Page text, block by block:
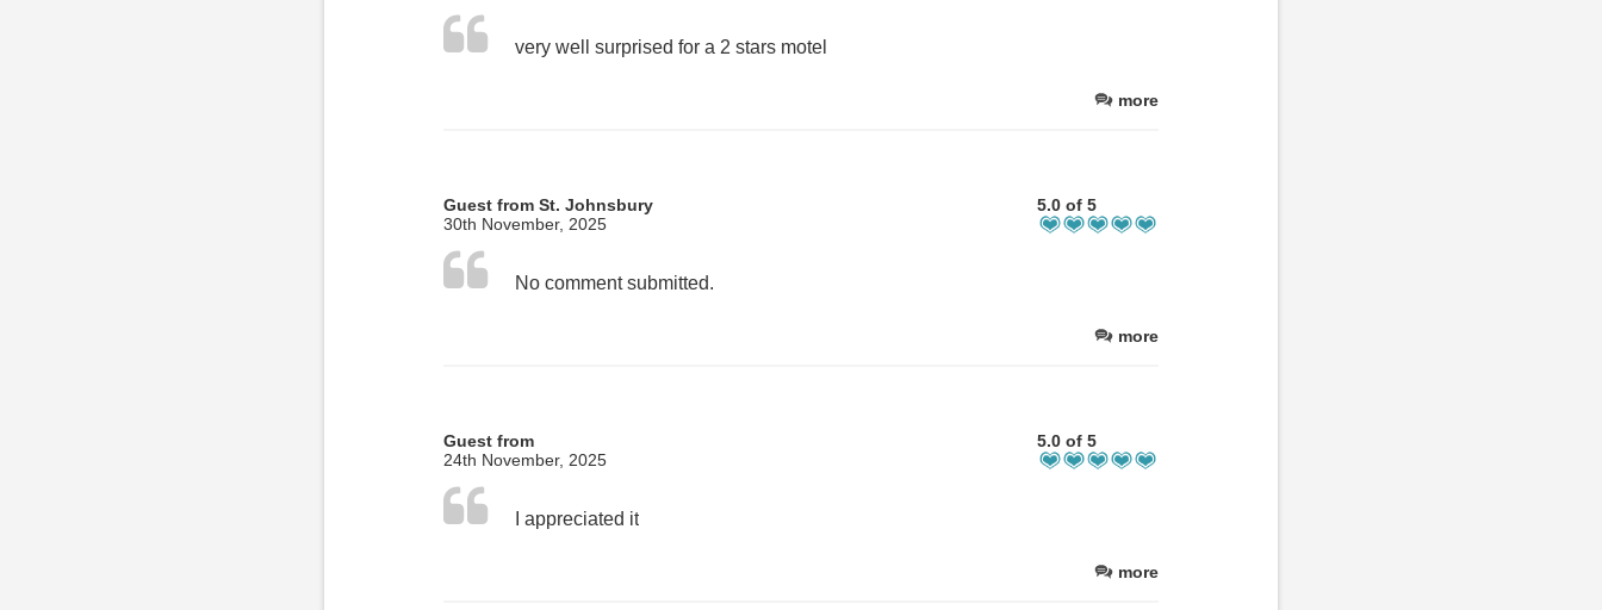
very well surprised for a 2 stars motel
more
Guest from St. Johnsbury
30th November, 2025
5.0 of 5
No comment submitted.
more
Guest from
24th November, 2025
5.0 of 5
I appreciated it
more